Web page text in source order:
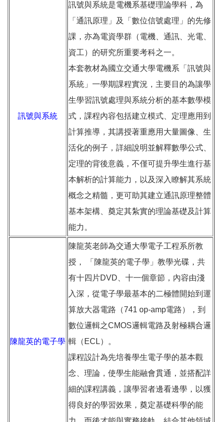
訊號與系統
訊號與系統是電機系基礎理論學科，為
「通訊原理」及「數位信號處理」的先修
課，亦為電資學群（電機、通訊、光電、
資工）的研究所重要考科之一。
本套教材為國立交通大學電機系「訊號與
系統」一學期課程實況，主要目的為讓學
生學習訊號處理與系統分析的基本數學模
式，課程內容包括建立模式、定理應用到
計算推導，其講授著重應用大量圖像、生
活化的例子，詳細說明並解釋數學公式、
定理的背後意義，不僅可提升學生進行基
本解析的計算能力，以及深入瞭解其系統
概念之精髓，更可助其建立通訊原理整體
基本架構、奠定其紮實的理論基礎及計算
能力。
陳龍英的電子學
陳龍英老師為交通大學電子工程系所教
授， 「陳龍英的電子學」教學光碟，共
有十四片DVD、十一個章節，內容由淺
入深，從電子學最基本的二極體開始到運
算放大器電路（741 op-amp電路），到
數位邏輯之CMOS邏輯電路及射極耦合邏
輯（ECL）。
課程設計為先培養學生電子學的基本觀
念、理論，使學生能融會貫通，並搭配詳
細的課程講義，讓學習者邊看邊學，以獲
得良好的學習效果，奠定基礎科學的能